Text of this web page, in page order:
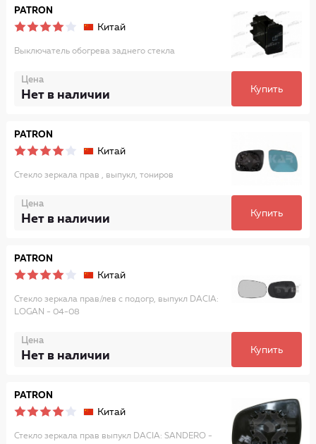
PATRON
Китай
Выключатель обогрева заднего стекла
Цена
Нет в наличии Купить
PATRON
Китай
Стекло зеркала прав , выпукл, тониров
Цена
Нет в наличии Купить
PATRON
Китай
Стекло зеркала прав/лев с подогр, выпукл DACIA:
LOGAN - 04-08
Цена
Нет в наличии Купить
PATRON
Китай
Стекло зеркала прав выпукл DACIA: SANDERO -